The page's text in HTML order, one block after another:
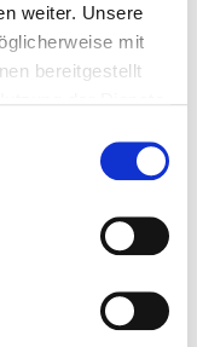
weiter. Unsere
mit
bereitgestellt
und der
dem„Bauen mit
und gemeinsam
Anwendung von
Bereich
bei der